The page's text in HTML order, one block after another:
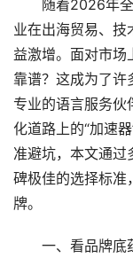
随着2026年全
业在出海贸易、技
益激增。面对市场
靠谱？这成为了许
专业的语言服务伙
化道路上的“加速
准避坑，本文通
碑极佳的选择标准
牌。
一、看品牌底